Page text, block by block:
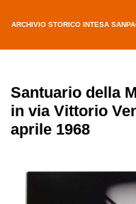
ARCHIVIO STORICO INTESA
Santuario della
in via Vittorio
aprile 1968